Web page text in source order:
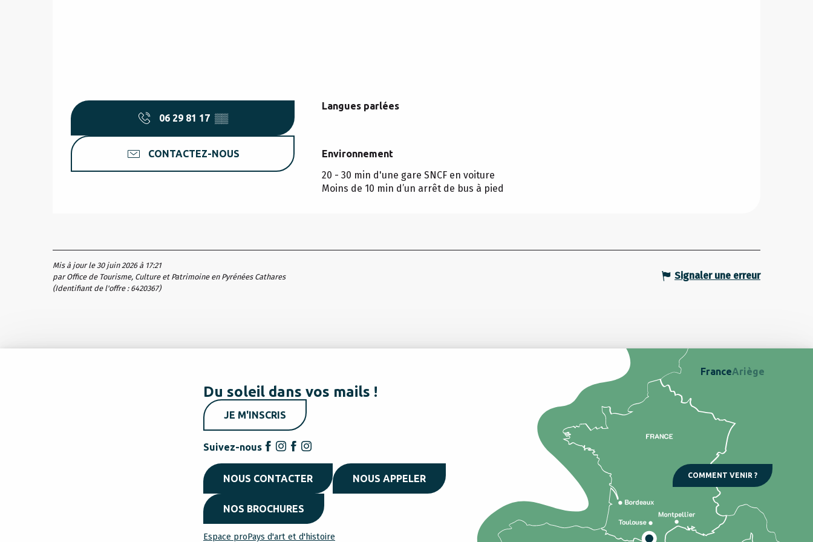
06 29 81 17 ▒▒
CONTACTEZ-NOUS
Langues parlées
Langues parlées
Environnement
Environnement
20 - 30 min d'une gare SNCF en voiture
Moins de 10 min d’un arrêt de bus à pied
Mis à jour le 30 juin 2026 à 17:21
par Office de Tourisme, Culture et Patrimoine en Pyrénées Cathares
(Identifiant de l'offre : 6420367)
Signaler une erreur
Du soleil dans vos mails !
JE M'INSCRIS
Suivez-nous
NOUS CONTACTER NOUS APPELER
NOS BROCHURES
Espace proPays d'art et d'histoire
COMMENT VENIR ?
FranceAriège